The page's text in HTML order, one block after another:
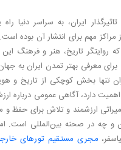
ایران، به سراسر دنیا راه
مهم برای انتشار آن بوده
روایتگر تاریخ، هنر و فرهنگ
معرفی بهتر تمدن ایران به
تنها بخش کوچکی از تاریخ و
دارد، آگاهی عمومی درباره
میراثی ارزشمند و تلاش برای حفظ و
و چه در صحنه بین‌المللی است.
مجری مستقیم تورهای